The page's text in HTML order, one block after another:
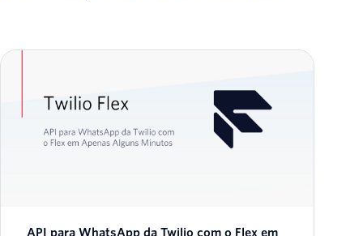
API para WhatsApp da Twilio com o Flex em